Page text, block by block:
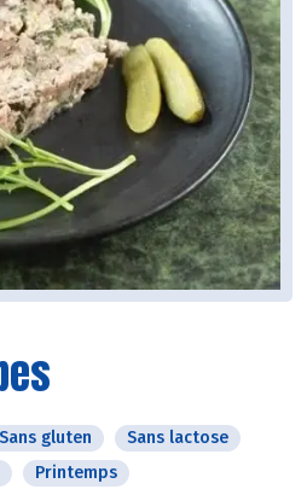
Sans gluten
Sans lactose
Printemps